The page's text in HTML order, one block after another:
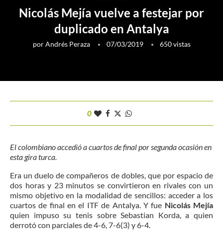
Nicolás Mejía vuelve a festejar por
duplicado en Antalya
porAndrés Peraza 07/03/2019 650vistas
0
El colombiano accedió a cuartos de final por segunda ocasión en
esta gira turca.
Era un duelo de compañeros de dobles, que por espacio de
dos horas y 23 minutos se convirtieron en rivales con un
mismo objetivo en la modalidad de sencillos: acceder a los
cuartos de final en el ITF de Antalya. Y fue Nicolás Mejía
quien impuso su tenis sobre Sebastian Korda, a quien
derrotó con parciales de 4-6, 7-6(3) y 6-4.